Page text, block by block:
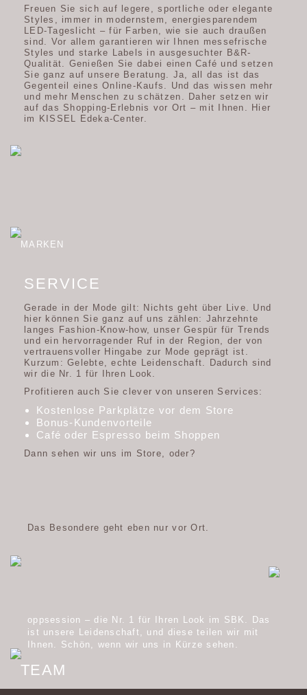
Freuen Sie sich auf legere, sportliche oder elegante
Styles, immer in modernstem, energiesparendem
LED-Tageslicht – für Farben, wie sie auch draußen
sind. Vor allem garantieren wir Ihnen messefrische
Styles und starke Labels in ausgesuchter B&R-
Qualität. Genießen Sie dabei einen Café und setzen
Sie ganz auf unsere Beratung. Ja, all das ist das
Gegenteil eines Online-Kaufs. Und das wissen mehr
und mehr Menschen zu schätzen. Daher setzen wir
auf das Shopping-Erlebnis vor Ort – mit Ihnen. Hier
im KISSEL Edeka-Center.
MARKEN
SERVICE
Gerade in der Mode gilt: Nichts geht über Live. Und
hier können Sie ganz auf uns zählen: Jahrzehnte
langes Fashion-Know-how, unser Gespür für Trends
und ein hervorragender Ruf in der Region, der von
vertrauensvoller Hingabe zur Mode geprägt ist.
Kurzum: Gelebte, echte Leidenschaft. Dadurch sind
wir die Nr. 1 für Ihren Look.
Profitieren auch Sie clever von unseren Services:
Kostenlose Parkplätze vor dem Store
Bonus-Kundenvorteile
Café oder Espresso beim Shoppen
Dann sehen wir uns im Store, oder?
Das Besondere geht eben nur vor Ort.
TEAM
oppsession – die Nr. 1 für Ihren Look im SBK. Das
ist unsere Leidenschaft, und diese teilen wir mit
Ihnen. Schön, wenn wir uns in Kürze sehen.